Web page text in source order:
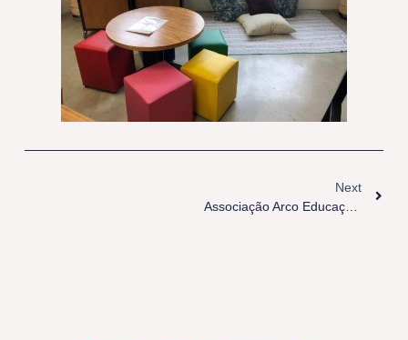
Next
Associação Arco Educação E Cultura